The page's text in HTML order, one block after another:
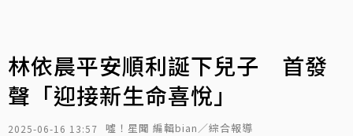
林依晨平安順利誕下兒子 首發
聲「迎接新生命喜悅」
2025-06-16 13:57 噓！星聞 編輯bian／綜合報導